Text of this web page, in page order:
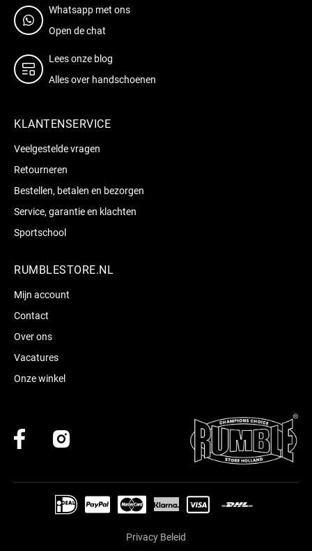
Whatsapp met ons
Open de chat
Lees onze blog
Alles over handschoenen
KLANTENSERVICE
Veelgestelde vragen
Retourneren
Bestellen, betalen en bezorgen
Service, garantie en klachten
Sportschool
RUMBLESTORE.NL
Mijn account
Contact
Over ons
Vacatures
Onze winkel
Privacy Beleid